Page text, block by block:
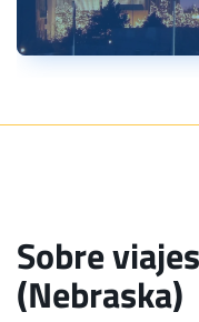
Sobre
(Nebraska)